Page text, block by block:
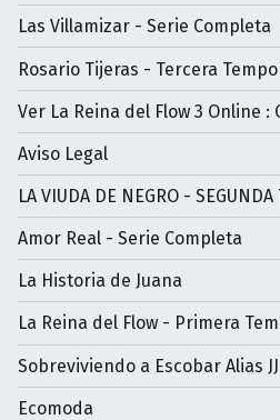
Las Villamizar - Serie Completa
Rosario Tijeras - Tercera
Ver La Reina del Flow 3 Online
Aviso Legal
LA VIUDA DE NEGRO - SEGUNDA
Amor Real - Serie Completa
La Historia de Juana
La Reina del Flow - Primera
Sobreviviendo a Escobar Alias
Ecomoda